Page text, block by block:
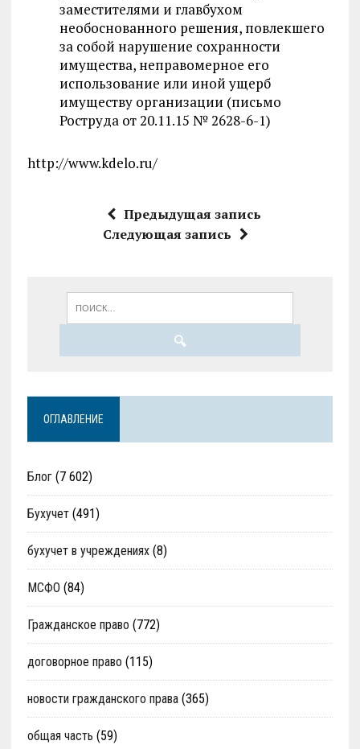
заместителями и главбухом
необоснованного решения, повлекшего
за собой нарушение сохранности
имущества, неправомерное его
использование или иной ущерб
имуществу организации (письмо
Роструда от 20.11.15 № 2628-6-1)
http://www.kdelo.ru/
Предыдущая запись
Следующая запись
ОГЛАВЛЕНИЕ
Блог(7 602)
Бухучет(491)
бухучет в учреждениях(8)
МСФО (84)
Гражданское право (772)
договорное право (115)
новости гражданского права(365)
общая часть (59)